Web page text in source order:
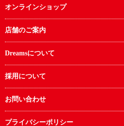
オンラインショップ
店舗のご案内
Dreamsについて
採用について
お問い合わせ
プライバシーポリシー